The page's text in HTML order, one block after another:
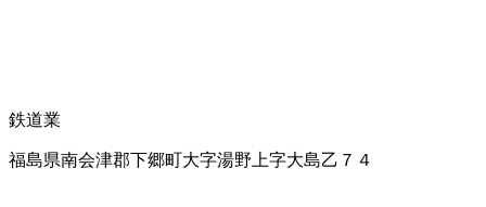
鉄道業
福島県南会津郡下郷町大字湯野上字大島乙７４